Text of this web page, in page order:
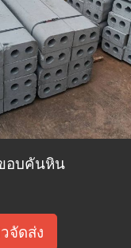
อบคันหิน
จัดส่ง